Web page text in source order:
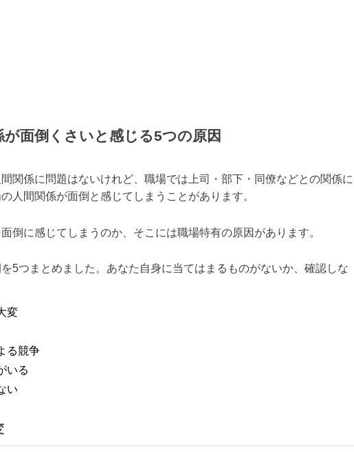
が面倒くさいと感じる5つの原因
関係に問題はないけれど、職場では上司・部下・同僚などとの関係に
人間関係が面倒と感じてしまうことがあります。
倒に感じてしまうのか、そこには職場特有の原因があります。
5つまとめました。あなた自身に当てはまるものがないか、確認しな
変
る競争
いる
い